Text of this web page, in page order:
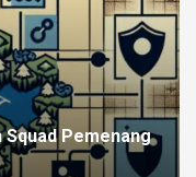
Pemenang